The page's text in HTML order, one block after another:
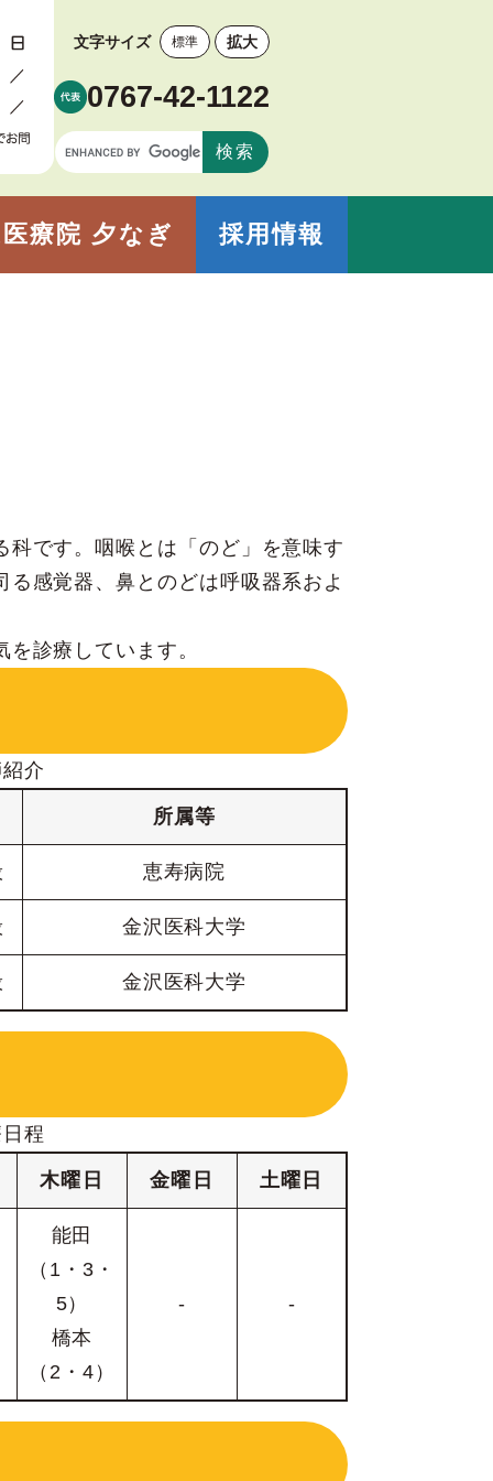
文字サイズ 標準 拡大
0767-42-1122
療院 夕なぎ 採用情報
です。咽喉とは「のど」を意味す
感覚器、鼻とのどは呼吸器系およ
診療しています。
介
所属等
恵寿病院
金沢医科大学
金沢医科大学
程
木曜日 金曜日 土曜日
能田
（1・3・
5）
橋本
（2・4）
- -